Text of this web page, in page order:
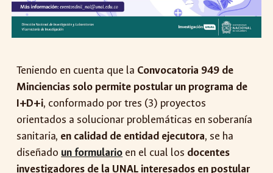
Teniendo en cuenta que la Convocatoria 949 de
Minciencias solo permite postular un programa de
I+D+i, conformado por tres (3) proyectos
orientados a solucionar problemáticas en soberanía
sanitaria, en calidad de entidad ejecutora, se ha
diseñado un formulario en el cual los docentes
investigadores de la UNAL interesados en postular